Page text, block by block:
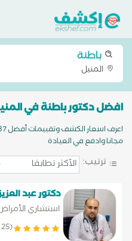
باطنة
المنيل
افضل دكتور باطنة في
مجانا وادفع في العيادة
ترتيب:
دكتور عبد
استشاري
و المناظير
(25 تقييم)